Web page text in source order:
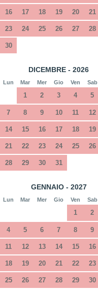
16 17 18 19 20 21
23 24 25 26 27 28
30
DICEMBRE - 2026
Lun Mar Mer Gio Ven Sab
1 2 3 4 5
7 8 9 10 11 12
14 15 16 17 18 19
21 22 23 24 25 26
28 29 30 31
GENNAIO - 2027
Lun Mar Mer Gio Ven Sab
1 2
4 5 6 7 8 9
11 12 13 14 15 16
18 19 20 21 22 23
25 26 27 28 29 30